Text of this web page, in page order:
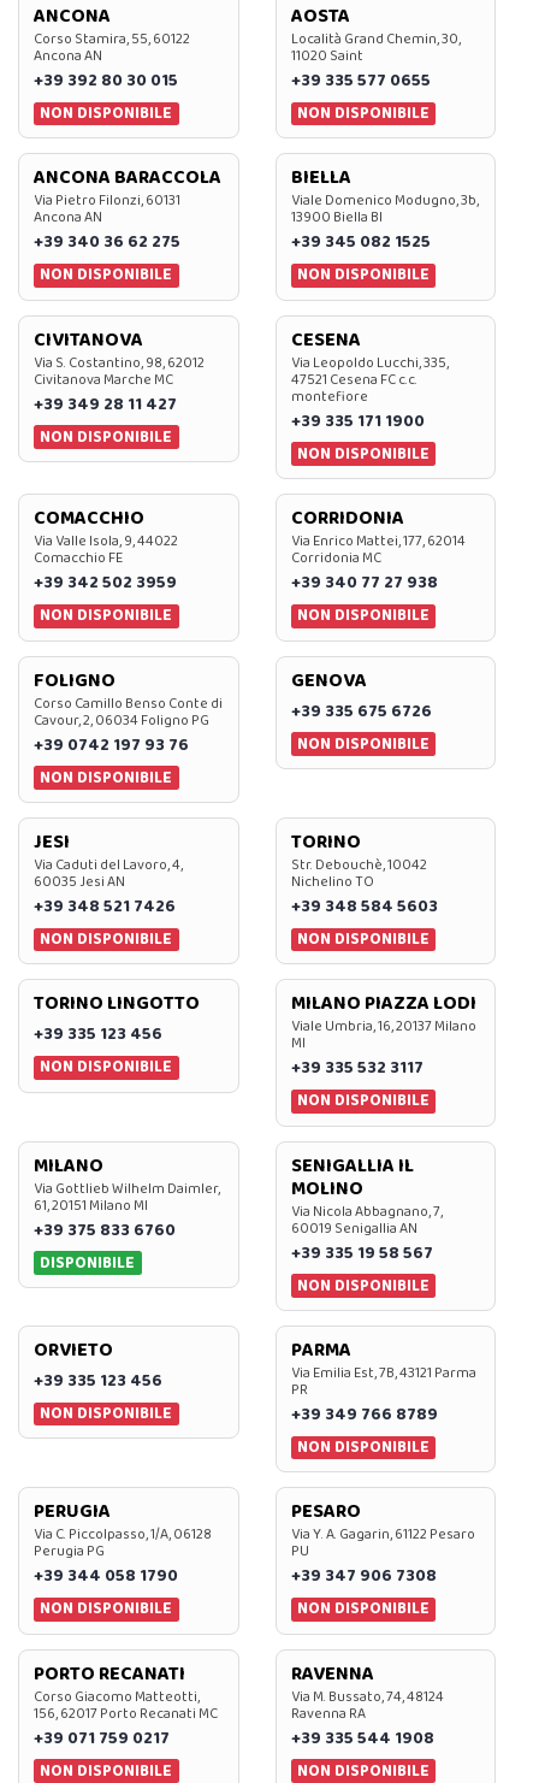
ANCONA
Corso Stamira, 55, 60122
Ancona AN
+39 392 80 30 015
NON DISPONIBILE
AOSTA
Località Grand Chemin, 30,
11020 Saint
+39 335 577 0655
NON DISPONIBILE
ANCONA BARACCOLA
Via Pietro Filonzi, 60131
Ancona AN
+39 340 36 62 275
NON DISPONIBILE
BIELLA
Viale Domenico Modugno, 3b,
13900 Biella BI
+39 345 082 1525
NON DISPONIBILE
CIVITANOVA
Via S. Costantino, 98, 62012
Civitanova Marche MC
+39 349 28 11 427
NON DISPONIBILE
CESENA
Via Leopoldo Lucchi, 335,
47521 Cesena FC c.c.
montefiore
+39 335 171 1900
NON DISPONIBILE
COMACCHIO
Via Valle Isola, 9, 44022
Comacchio FE
+39 342 502 3959
NON DISPONIBILE
CORRIDONIA
Via Enrico Mattei, 177, 62014
Corridonia MC
+39 340 77 27 938
NON DISPONIBILE
FOLIGNO
Corso Camillo Benso Conte di
Cavour, 2, 06034 Foligno PG
+39 0742 197 93 76
NON DISPONIBILE
GENOVA
+39 335 675 6726
NON DISPONIBILE
JESI
Via Caduti del Lavoro, 4,
60035 Jesi AN
+39 348 521 7426
NON DISPONIBILE
TORINO
Str. Debouchè, 10042
Nichelino TO
+39 348 584 5603
NON DISPONIBILE
TORINO LINGOTTO
+39 335 123 456
NON DISPONIBILE
MILANO PIAZZA LODI
Viale Umbria, 16, 20137 Milano
MI
+39 335 532 3117
NON DISPONIBILE
MILANO
Via Gottlieb Wilhelm Daimler,
61, 20151 Milano MI
+39 375 833 6760
DISPONIBILE
SENIGALLIA IL
MOLINO
Via Nicola Abbagnano, 7,
60019 Senigallia AN
+39 335 19 58 567
NON DISPONIBILE
ORVIETO
+39 335 123 456
NON DISPONIBILE
PARMA
Via Emilia Est, 7B, 43121 Parma
PR
+39 349 766 8789
NON DISPONIBILE
PERUGIA
Via C. Piccolpasso, 1/A, 06128
Perugia PG
+39 344 058 1790
NON DISPONIBILE
PESARO
Via Y. A. Gagarin, 61122 Pesaro
PU
+39 347 906 7308
NON DISPONIBILE
PORTO RECANATI
Corso Giacomo Matteotti,
156, 62017 Porto Recanati MC
+39 071 759 0217
NON DISPONIBILE
RAVENNA
Via M. Bussato, 74, 48124
Ravenna RA
+39 335 544 1908
NON DISPONIBILE